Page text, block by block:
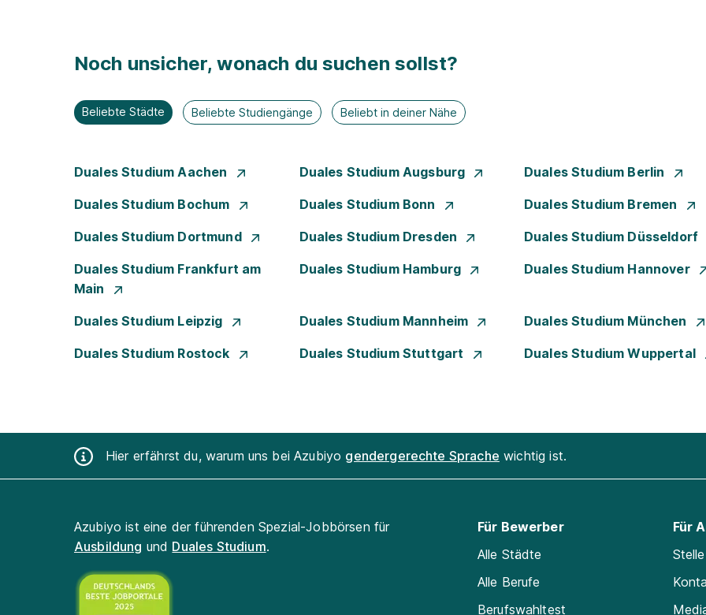
Noch unsicher, wonach du suchen sollst?
Beliebte Städte Beliebte Studiengänge Beliebt in deiner Nähe
Duales Studium Aachen Duales Studium Augsburg Duales Studium Berlin
Duales Studium Bochum Duales Studium Bonn Duales Studium Bremen
Duales Studium Dortmund Duales Studium Dresden Duales Studium Düsseldorf
Duales Studium Frankfurt am
Main
Duales Studium Hamburg Duales Studium Hannover
Duales Studium Leipzig Duales Studium Mannheim Duales Studium München
Duales Studium Rostock Duales Studium Stuttgart Duales Studium Wuppertal
Hier erfährst du, warum uns bei Azubiyo gendergerechte Sprache wichtig ist.
Azubiyo ist eine der führenden Spezial-Jobbörsen für
Ausbildung und Duales Studium.
Für Bewerber
Alle Städte
Alle Berufe
Berufswahltest
Für